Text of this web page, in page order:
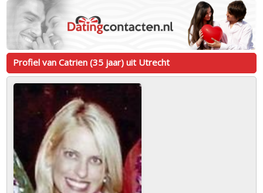
Profiel van Catrien (35 jaar) uit Utrecht